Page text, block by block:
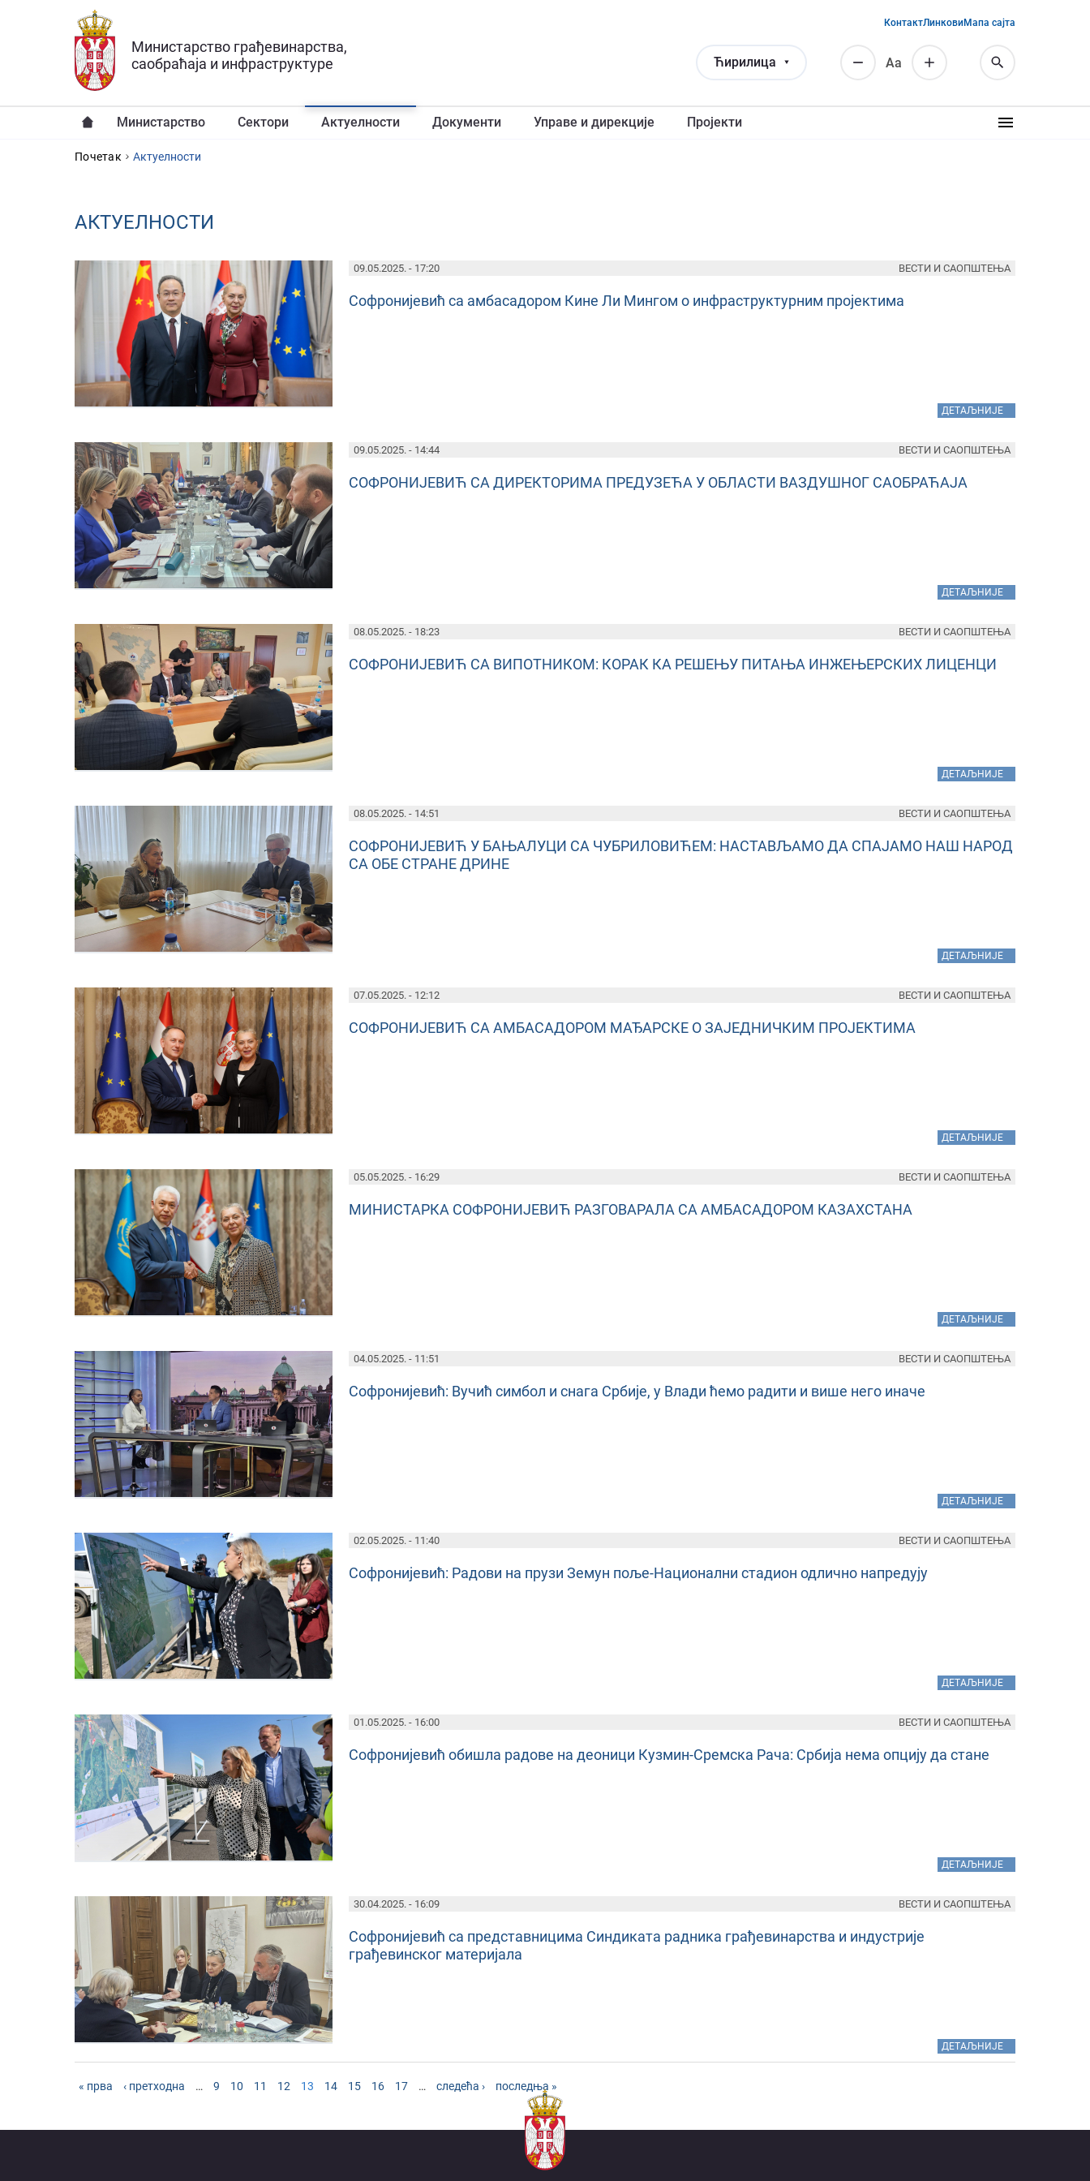
Прескочи на главни део садржаја
Министарство грађевинарства,
саобраћаја и инфраструктуре
Ћирилица Аа
КонтактЛинковиМапа сајта
Министарство Сектори Актуелности Документи Управе и дирекције Пројекти
YOU ARE HERE
Почетак Aктуелности
AКТУЕЛНОСТИ
09.05.2025. - 17:20
Софронијевић са амбасадором Кине Ли Мингом о инфраструктурним пројектима
ДЕТАЉНИЈЕ
ВЕСТИ И САОПШТЕЊА
09.05.2025. - 14:44
СОФРОНИЈЕВИЋ СА ДИРЕКТОРИМА ПРЕДУЗЕЋА У ОБЛАСТИ ВАЗДУШНОГ САОБРАЋАЈА
ДЕТАЉНИЈЕ
ВЕСТИ И САОПШТЕЊА
08.05.2025. - 18:23
СОФРОНИЈЕВИЋ СА ВИПОТНИКОМ: КОРАК КА РЕШЕЊУ ПИТАЊА ИНЖЕЊЕРСКИХ ЛИЦЕНЦИ
ДЕТАЉНИЈЕ
ВЕСТИ И САОПШТЕЊА
08.05.2025. - 14:51
СОФРОНИЈЕВИЋ У БАЊАЛУЦИ СА ЧУБРИЛОВИЋЕМ: НАСТАВЉАМО ДА СПАЈАМО НАШ НАРОД
СА ОБЕ СТРАНЕ ДРИНЕ
ДЕТАЉНИЈЕ
ВЕСТИ И САОПШТЕЊА
07.05.2025. - 12:12
СОФРОНИЈЕВИЋ СА АМБАСАДОРОМ МАЂАРСКЕ О ЗАЈЕДНИЧКИМ ПРОЈЕКТИМА
ДЕТАЉНИЈЕ
ВЕСТИ И САОПШТЕЊА
05.05.2025. - 16:29
МИНИСТАРКА СОФРОНИЈЕВИЋ РАЗГОВАРАЛА СА AМБАСАДОРОМ КАЗАХСТАНА
ДЕТАЉНИЈЕ
ВЕСТИ И САОПШТЕЊА
04.05.2025. - 11:51
Софронијевић: Вучић симбол и снага Србије, у Влади ћемо радити и више него иначе
ДЕТАЉНИЈЕ
ВЕСТИ И САОПШТЕЊА
02.05.2025. - 11:40
Софронијевић: Радови на прузи Земун поље-Национални стадион одлично напредују
ДЕТАЉНИЈЕ
ВЕСТИ И САОПШТЕЊА
01.05.2025. - 16:00
Софронијевић обишла радове на деоници Кузмин-Сремска Рача: Србија нема опцију да стане
ДЕТАЉНИЈЕ
ВЕСТИ И САОПШТЕЊА
30.04.2025. - 16:09
Софронијевић са представницима Синдиката радника грађевинарства и индустрије
грађевинског материјала
ДЕТАЉНИЈЕ
ВЕСТИ И САОПШТЕЊА
PAGES
« прва ‹ претходна … 9 10 11 12 13 14 15 16 17 … следећа › последња »